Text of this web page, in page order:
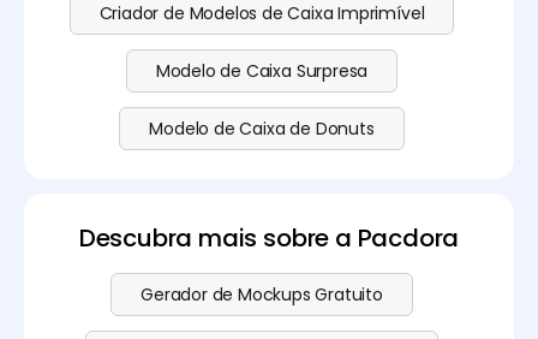
Criador de Modelos de Caixa Imprimível
Modelo de Caixa Surpresa
Modelo de Caixa de Donuts
Descubra mais sobre a Pacdora
Gerador de Mockups Gratuito